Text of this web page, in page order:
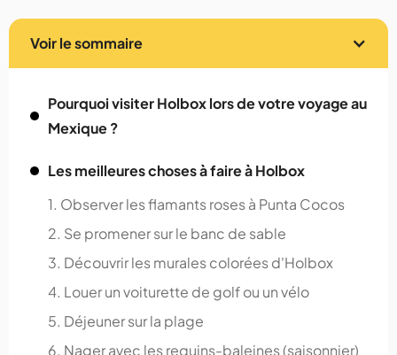
Voir le sommaire
Pourquoi visiter Holbox lors de votre voyage au
Mexique ?
Les meilleures choses à faire à Holbox
1. Observer les flamants roses à Punta Cocos
2. Se promener sur le banc de sable
3. Découvrir les murales colorées d'Holbox
4. Louer un voiturette de golf ou un vélo
5. Déjeuner sur la plage
6. Nager avec les requins-baleines (saisonnier)